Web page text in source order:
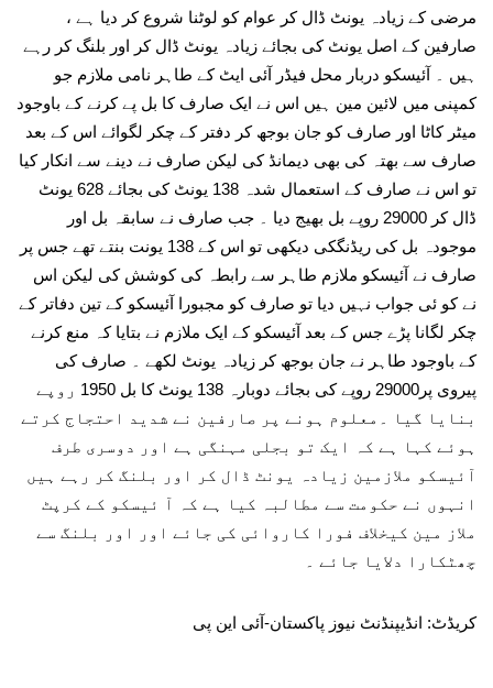
مرضی کے زیادہ یونٹ ڈال کر عوام کو لوٹنا شروع کر دیا ہے ،
صارفین کے اصل یونٹ کی بجائے زیادہ یونٹ ڈال کر اور بلنگ کر رہے
ہیں ۔ آئیسکو دربار محل فیڈر آئی ایٹ کے طاہر نامی ملازم جو
کمپنی میں لائین مین ہیں اس نے ایک صارف کا بل پے کرنے کے باوجود
میٹر کاٹا اور صارف کو جان بوجھ کر دفتر کے چکر لگوائے اس کے بعد
صارف سے بھتہ کی بھی دیمانڈ کی لیکن صارف نے دینے سے انکار کیا
تو اس نے صارف کے استعمال شدہ 138 یونٹ کی بجائے 628 یونٹ
ڈال کر 29000 روپے بل بھیج دیا ۔ جب صارف نے سابقہ بل اور
موجودہ بل کی ریڈنگکی دیکھی تو اس کے 138 یونت بنتے تھے جس پر
صارف نے آئیسکو ملازم طاہر سے رابطہ کی کوشش کی لیکن اس
نے کو ئی جواب نہیں دیا تو صارف کو مجبورا آئیسکو کے تین دفاتر کے
چکر لگانا پڑے جس کے بعد آئیسکو کے ایک ملازم نے بتایا کہ منع کرنے
کے باوجود طاہر نے جان بوجھ کر زیادہ یونٹ لکھے ۔ صارف کی
پیروی پر29000 روپے کی بجائے دوبارہ 138 یونٹ کا بل 1950 روپے
بنایا گیا ۔معلوم ہونے پر صارفین نے شدید احتجاج کرتے
ہوئے کہا ہے کہ ایک تو بجلی مہنگی ہے اور دوسری طرف
آئیسکو ملازمین زیادہ یونٹ ڈال کر اور بلنگ کر رہے ہیں
انہوں نے حکومت سے مطالبہ کیا ہے کہ آ ئیسکو کے کرپٹ
ملاز مین کیخلاف فورا کاروائی کی جائے اور اور بلنگ سے
چھٹکارا دلایا جائے ۔
کریڈٹ: انڈیپنڈنٹ نیوز پاکستان-آئی این پی